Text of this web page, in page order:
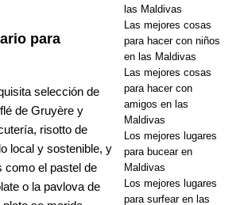
Maldives
experiencias
privadas y
gastronómic
para
selección de
de Gruyère y
risotto de
local y sostenible, y
como el pastel de
o la pavlova de
las Maldivas
Las mejores cosas
para hacer con niños
en las Maldivas
Las mejores cosas
para hacer con
amigos en las
Maldivas
Los mejores lugares
para bucear en
Maldivas
Los mejores lugares
para surfear en las